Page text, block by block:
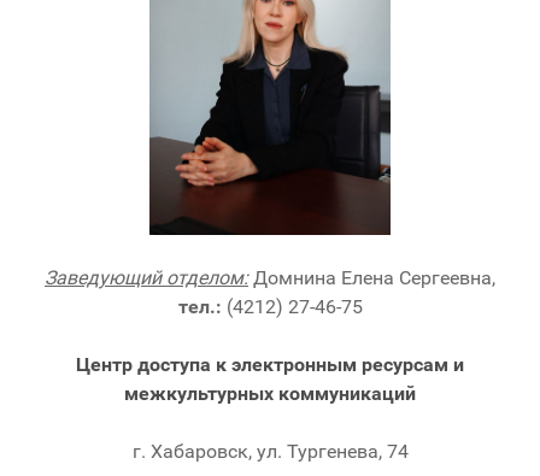
Заведующий отделом:Домнина Елена Сергеевна,
тел.: (4212) 27-46-75
Центр доступа к электронным ресурсам и
межкультурных коммуникаций
г. Хабаровск, ул. Тургенева, 74